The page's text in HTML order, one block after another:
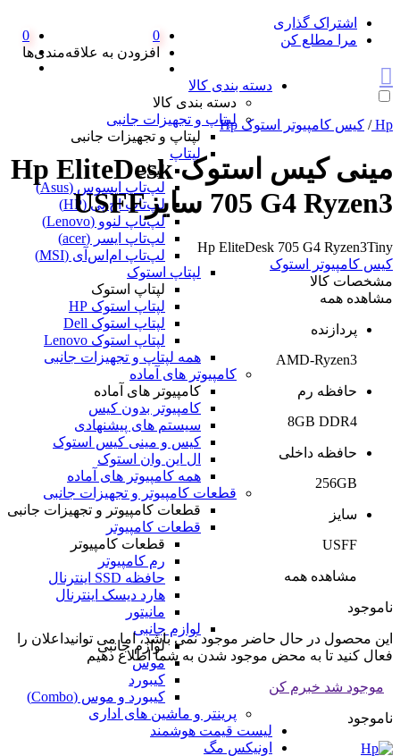
اشتراک گذاری
مرا مطلع کن
0
افزودن به علاقه‌مندی‌ها
0
دسته بندی کالا
دسته بندی کالا
لپتاپ و تجهیزات جانبی
لپتاپ و تجهیزات جانبی
لپتاپ
لپتاپ
لپ‌تاپ ایسوس (Asus)
لپ‌تاپ اچ پی (HP)
لپ‌تاپ لنوو (Lenovo)
لپ‌تاپ ایسر (acer)
لپ‌تاپ ام‌اس‌آی (MSI)
لپتاپ استوک
لپتاپ استوک
لپتاپ استوک HP
لپتاپ استوک Dell
لپتاپ استوک Lenovo
همه لپتاپ و تجهیزات جانبی
کامپیوتر های آماده
کامپیوتر های آماده
کامپیوتر بدون کیس
سیستم های پیشنهادی
کیس و مینی کیس استوک
ال این وان استوک
همه کامپیوتر های آماده
قطعات کامپیوتر و تجهیزات جانبی
قطعات کامپیوتر و تجهیزات جانبی
قطعات کامپیوتر
قطعات کامپیوتر
رم کامپیوتر
حافظه SSD اینترنال
هارد دیسک اینترنال
مانیتور
لوازم جانبی
لوازم جانبی
موس
کیبورد
کیبورد و موس (Combo)
پرینتر و ماشین های اداری
لیست قیمت هوشمند
اونیکس مگ
Hp
/ کیس کامپیوتر استوک Hp
مینی کیس استوک Hp EliteDesk
705 G4 Ryzen3 سایزUSFF
Hp EliteDesk 705 G4 Ryzen3Tiny
کیس کامپیوتر استوک
مشخصات کالا
مشاهده همه
پردازنده
AMD-Ryzen3
حافظه رم
8GB DDR4
حافظه داخلی
256GB
سایز
USFF
مشاهده همه
ناموجود
این محصول در حال حاضر موجود نمی باشد، اما می توانیداعلان را
فعال کنید تا به محض موجود شدن به شما اطلاع دهیم
موجود شد خبرم کن
ناموجود